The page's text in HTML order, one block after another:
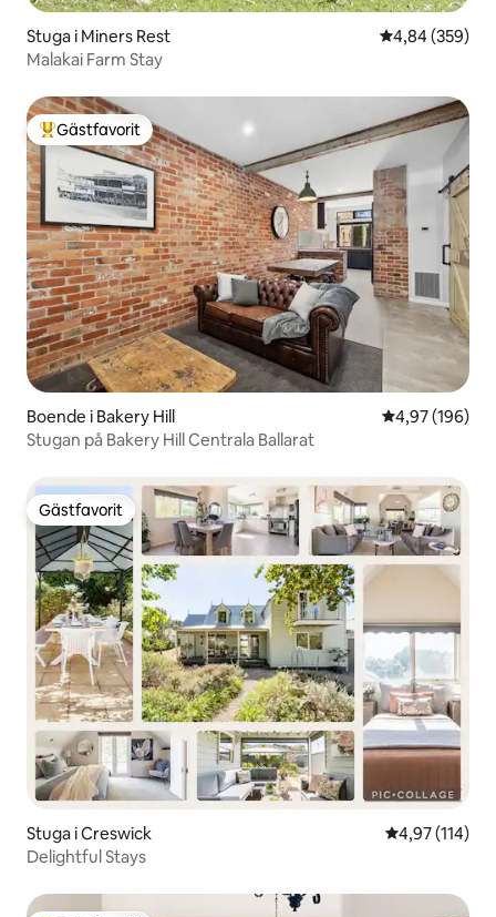
Stuga i Miners Rest 4,84 av 5 i
4,84 (359)
Malakai Farm Stay
Populär gästfavorit
Gästfavorit
Boende i Bakery Hill 4,97 av 5 i
4,97 (196)
Stugan på Bakery Hill Centrala Ballarat
Gästfavorit
Gästfavorit
Stuga i Creswick 4,97 av 5 i
4,97 (114)
Delightful Stays